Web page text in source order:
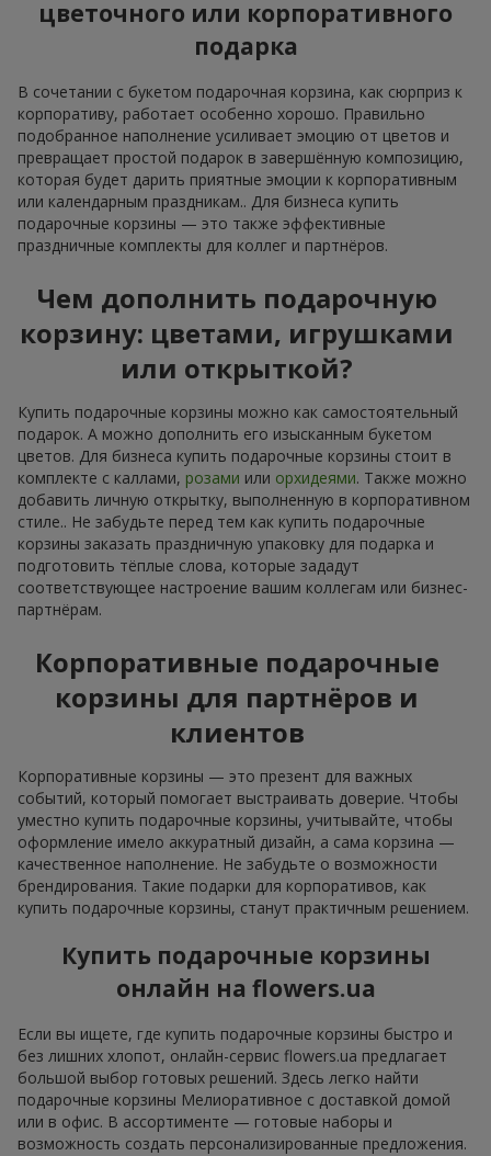
цветочного или корпоративного
подарка
В сочетании с букетом подарочная корзина, как сюрприз к
корпоративу, работает особенно хорошо. Правильно
подобранное наполнение усиливает эмоцию от цветов и
превращает простой подарок в завершённую композицию,
которая будет дарить приятные эмоции к корпоративным
или календарным праздникам.. Для бизнеса купить
подарочные корзины — это также эффективные
праздничные комплекты для коллег и партнёров.
Чем дополнить подарочную
корзину: цветами, игрушками
или открыткой?
Купить подарочные корзины можно как самостоятельный
подарок. А можно дополнить его изысканным букетом
цветов. Для бизнеса купить подарочные корзины стоит в
комплекте с каллами, розами или орхидеями. Также можно
добавить личную открытку, выполненную в корпоративном
стиле.. Не забудьте перед тем как купить подарочные
корзины заказать праздничную упаковку для подарка и
подготовить тёплые слова, которые зададут
соответствующее настроение вашим коллегам или бизнес-
партнёрам.
Корпоративные подарочные
корзины для партнёров и
клиентов
Корпоративные корзины — это презент для важных
событий, который помогает выстраивать доверие. Чтобы
уместно купить подарочные корзины, учитывайте, чтобы
оформление имело аккуратный дизайн, а сама корзина —
качественное наполнение. Не забудьте о возможности
брендирования. Такие подарки для корпоративов, как
купить подарочные корзины, станут практичным решением.
Купить подарочные корзины
онлайн на flowers.ua
Если вы ищете, где купить подарочные корзины быстро и
без лишних хлопот, онлайн-сервис flowers.ua предлагает
большой выбор готовых решений. Здесь легко найти
подарочные корзины Мелиоративное с доставкой домой
или в офис. В ассортименте — готовые наборы и
возможность создать персонализированные предложения.